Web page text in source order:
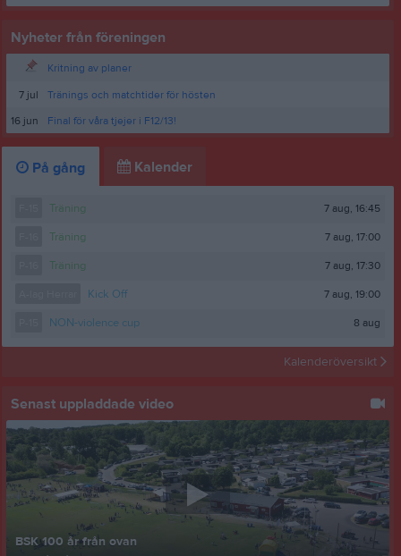
Nyheter från föreningen
Kritning av planer
7 jul
Tränings och matchtider för hösten
16 jun
Final för våra tjejer i F12/13!
På gång Kalender
Träning 7 aug, 16:45
Träning 7 aug, 17:00
Träning 7 aug, 17:30
Kick Off 7 aug, 19:00
NON-violence cup 8 aug
Kalenderöversikt
Senast uppladdade video
BSK 100 år från ovan